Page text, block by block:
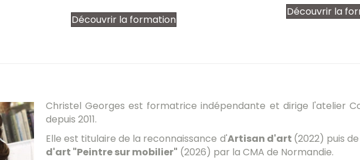
Découvrir la formation
Découvrir la
Christel Georges est formatrice indépendante et dirige l'atelier
depuis 2011.
Elle est titulaire de la reconnaissance d'Artisan d'art (2022) puis de
d'art "Peintre sur mobilier" (2026) par la CMA de Normandie.